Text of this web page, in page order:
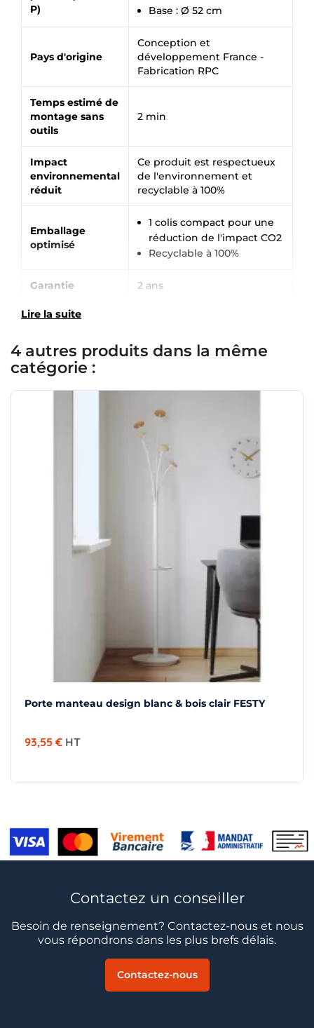
Demande de rappel
P)
Base : Ø 52 cm
Pays d'origine
Conception et
développement France -
Fabrication RPC
Temps estimé de
montage sans
outils
2 min
Impact
environnemental
réduit
Ce produit est respectueux
de l'environnement et
recyclable à 100%
Emballage
optimisé
1 colis compact pour une
réduction de l'impact CO2
Recyclable à 100%
Garantie 2 ans
Lire la suite
4 autres produits dans la même
catégorie :
Porte manteau design blanc & bois clair FESTY
93,55 € HT
Contactez un conseiller
Besoin de renseignement? Contactez-nous et nous
vous répondrons dans les plus brefs délais.
Contactez-nous